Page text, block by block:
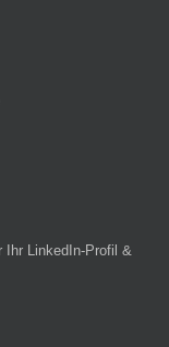
Ihr LinkedIn-Profil &